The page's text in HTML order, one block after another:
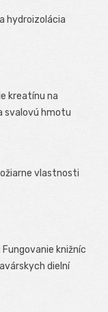
hydroizolácia
kreatínu na
svalovú hmotu
vlastnosti
knižníc
dielní